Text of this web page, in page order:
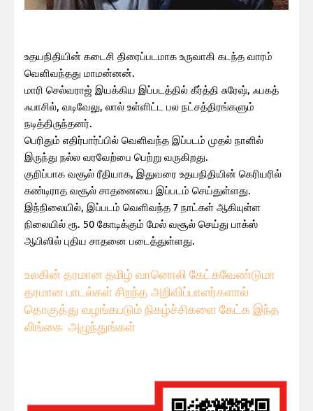
உதயநிதியின் கடைசி திரைப்படமாக உருவாகி கடந்த வாரம்
வெளிவந்தது மாமன்னன்.
மாரி செல்வராஜ் இயக்கிய இப்படத்தில் கீர்த்தி சுரேஷ், ஃபகத்
ஃபாசில், வடிவேலு, லால் உள்ளிட்ட பல நட்சத்திரங்களும்
நடித்திருந்தனர்.
பெரிதும் எதிர்பார்ப்பில் வெளிவந்த இப்படம் முதல் நாளில்
இருந்து நல்ல வரவேற்பை பெற்று வருகிறது.
குறிப்பாக வசூல் ரீதியாக, இதுவரை உதயநிதியின் கெரியரில்
கண்டிராத வசூல் சாதனையை இப்படம் செய்துள்ளது.
இந்நிலையில், இப்படம் வெளிவந்த 7 நாட்கள் ஆகியுள்ள
நிலையில் ரூ. 50 கோடிக்கும் மேல் வசூல் செய்து பாக்ஸ்
ஆபிஸில் புதிய சாதனை படைத்துள்ளது.
உலகின் தரமான தமிழ் வானொலி கேட்கவேண்டுமா
தரமான பாடல்கள் சிறந்த அறிவிப்பாளர்களால்
தொகுத்து வழங்கபடும் நிகழ்ச்சிகளை கேட்க இந்த
லிங்கை அழுந்துங்கள்